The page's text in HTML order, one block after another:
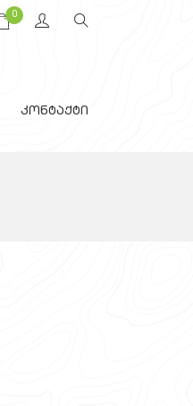
0
კონტაქტი